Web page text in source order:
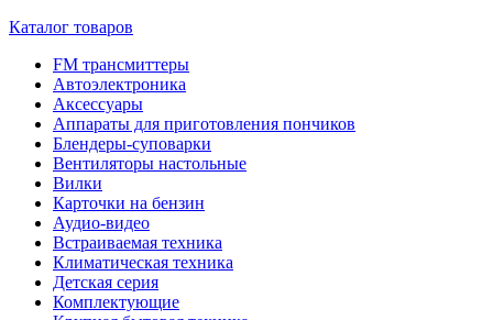
Каталог товаров
FM трансмиттеры
Автоэлектроника
Аксессуары
Аппараты для приготовления пончиков
Блендеры-суповарки
Вентиляторы настольные
Вилки
Карточки на бензин
Аудио-видео
Встраиваемая техника
Климатическая техника
Детская серия
Комплектующие